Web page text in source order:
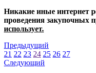
Никакие иные интернет
проведения
использует.
Предыдущий
21 22 23 24 25 26 27
Следующий